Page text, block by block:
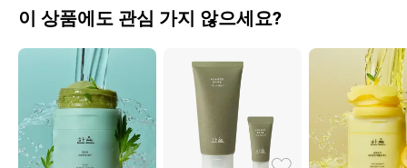
이 상품에도 관심 가지 않으세요?